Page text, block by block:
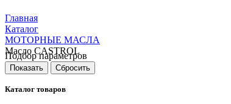
Главная
Каталог
МОТОРНЫЕ МАСЛА
Масло CASTROL
Подбор параметров
Каталог товаров